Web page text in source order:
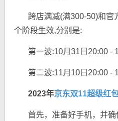
跨店满减(满300-50)和官
个阶段生效,分别是:
第一波:10月31日20:00 -
第二波:11月10日20:00 -
2023年京东双11超级红
首先，准备好手机，并